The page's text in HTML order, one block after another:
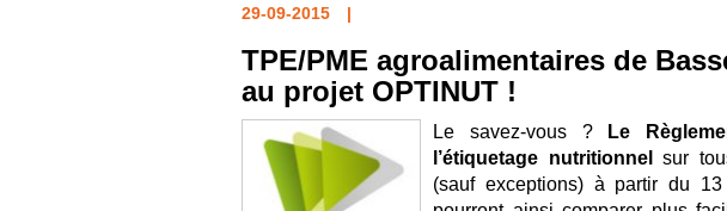
29-09-2015
TPE/PME agroalimentaires de
au projet OPTINUT !
Le savez-vous ?
Le
l’étiquetage nutritionnel
sur
(sauf exceptions) à partir du